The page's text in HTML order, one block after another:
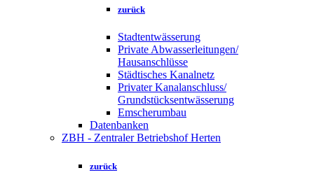
zurück
Stadtentwässerung
Private Abwasserleitungen/
Hausanschlüsse
Städtisches Kanalnetz
Privater Kanalanschluss/
Grundstücksentwässerung
Emscherumbau
Datenbanken
ZBH - Zentraler Betriebshof Herten
zurück